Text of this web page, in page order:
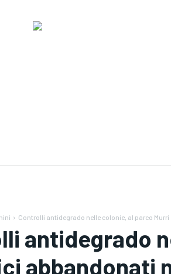
Controlli antidegrado nelle colonie, al parco Murri
antidegrado
abbandonati